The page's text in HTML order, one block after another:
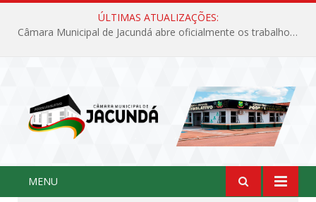
ÚLTIMAS ATUALIZAÇÕES:
Câmara Municipal de Jacundá abre oficialmente os trabalhos legislativos de 2026
MENU